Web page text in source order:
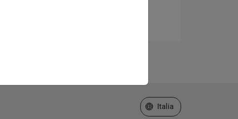
Seleziona un sito web
Italia